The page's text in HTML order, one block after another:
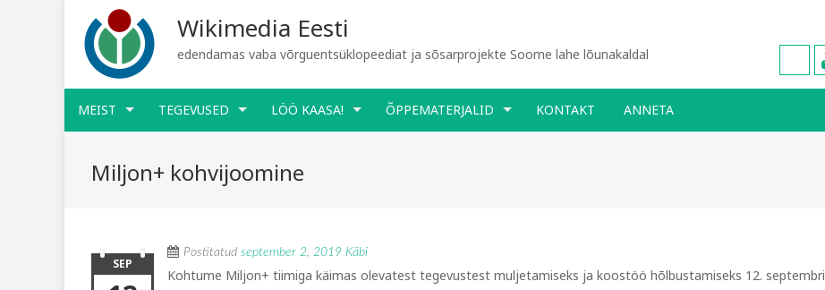
Wikimedia Eesti
edendamas vaba võrguentsüklopeediat ja sõsarprojekte Soome lahe lõunakaldal
MEIST TEGEVUSED LÖÖ KAASA! ÕPPEMATERJALID KONTAKT ANNETA
Miljon+ kohvijoomine
Postitatud september 2, 2019 Käbi
SEP
Kohtume Miljon+ tiimiga käimas olevatest tegevustest muljetamiseks ja koostöö hõlbustamiseks 12. septembri